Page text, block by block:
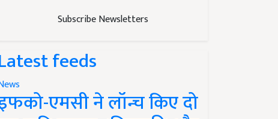
Subscribe Newsletters
feeds
एमसी ने लॉन्च किए दो